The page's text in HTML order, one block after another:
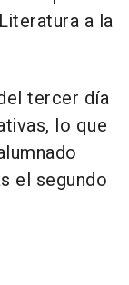
a la
tercer día
lo que
el segundo